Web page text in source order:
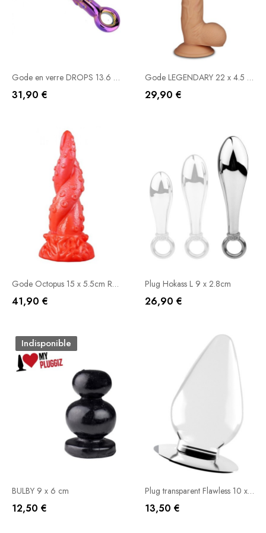
Gode en verre DROPS 13.6 x 3cm
31,90 €
Ajouter Au Panier
Gode LEGENDARY 22 x 4.5 cm Chair
29,90 €
Rupture De Stock
Gode Octopus 15 x 5.5cm Rose
41,90 €
Ajouter Au Panier
Plug Hokass L 9 x 2.8cm
26,90 €
Ajouter Au Panier
Indisponible
BULBY 9 x 6 cm
12,50 €
Rupture De Stock
Plug transparent Flawless 10 x 5.5 cm
13,50 €
Ajouter Au Panier